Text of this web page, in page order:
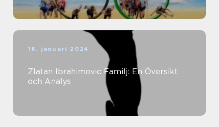
18. januari 2024
Zlatan Ibrahimovic Familj: En Översikt
och Analys